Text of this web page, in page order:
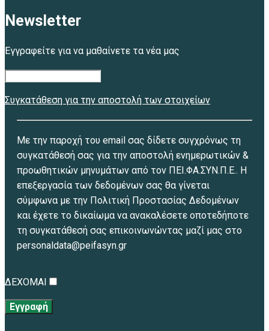
Newsletter
Εγγραφείτε για να μαθαίνετε τα νέα μας
Συγκατάθεση για την αποστολή των στοιχείων
Με την παροχή του email σας δίδετε συγχρόνως τη
συγκατάθεσή σας για την αποστολή ενημερωτικών &
προωθητικών μηνυμάτων από τον ΠΕΙ.ΦΑ.ΣΥΝ.Π.Ε.. Η
επεξεργασία των δεδομένων σας θα γίνεται
σύμφωνα με την Πολιτική Προστασίας Δεδομένων
και έχετε το δικαίωμα να ανακαλέσετε οποτεδήποτε
τη συγκατάθεσή σας επικοινωνώντας μαζί μας στο
personaldata@peifasyn.gr
ΔΕΧΟΜΑΙ
Εγγραφή